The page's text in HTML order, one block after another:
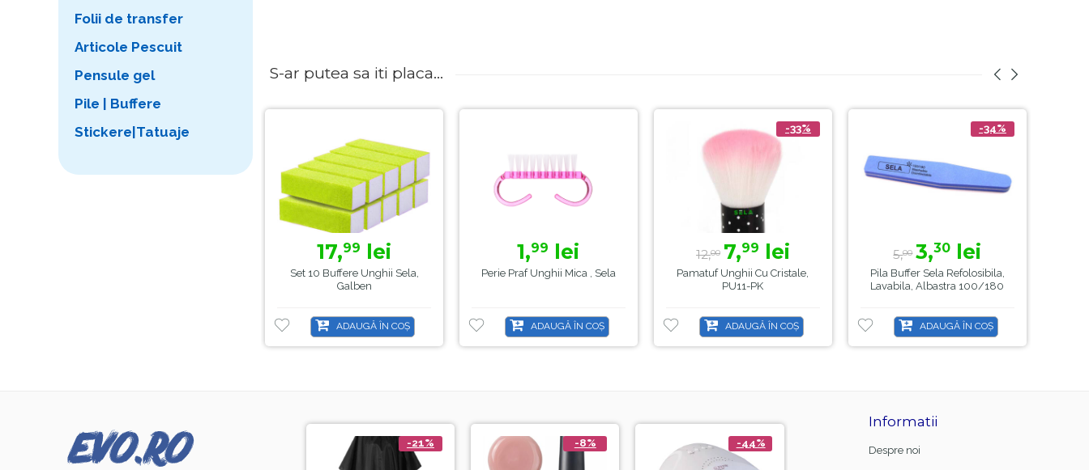
S-ar putea sa iti placa...
17,99 lei
Set 10 Buffere Unghii Sela,
Galben
ADAUGĂ ÎN COȘ
1,99 lei
Perie Praf Unghii Mica , Sela
ADAUGĂ ÎN COȘ
-33%
12,00 7,99 lei
Pamatuf Unghii Cu Cristale,
PU11-PK
ADAUGĂ ÎN COȘ
-34%
5,00 3,30 lei
Pila Buffer Sela Refolosibila,
Lavabila, Albastra 100/180
ADAUGĂ ÎN COȘ
Folii de transfer
Articole Pescuit
Pensule gel
Pile | Buffere
Stickere|Tatuaje
-8% -21% -8% -44% -21%
Informatii
Despre noi